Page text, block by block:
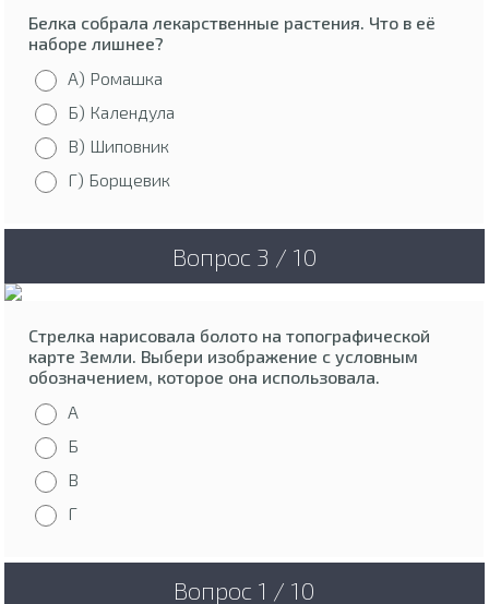
Белка собрала лекарственные растения. Что в её
наборе лишнее?
А) Ромашка
Б) Календула
В) Шиповник
Г) Борщевик
Вопрос 3 / 10
Стрелка нарисовала болото на топографической
карте Земли. Выбери изображение с условным
обозначением, которое она использовала.
А
Б
В
Г
Вопрос 1 / 10